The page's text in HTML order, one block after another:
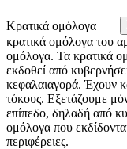
Κρατικά ομόλογα
κρατικά ομόλογα του
ομόλογα. Τα κρατικά
εκδοθεί από
κεφαλαιαγορά. Έχουν
τόκους. Εξετάζουμε
επίπεδο, δηλαδή από
ομόλογα που
περιφέρειες.